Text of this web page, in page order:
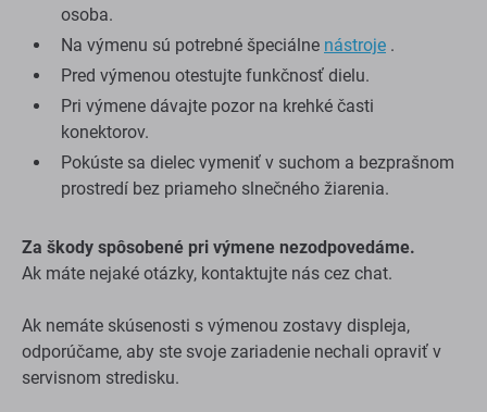
osoba.
Na výmenu sú potrebné špeciálne nástroje .
Pred výmenou otestujte funkčnosť dielu.
Pri výmene dávajte pozor na krehké časti
konektorov.
Pokúste sa dielec vymeniť v suchom a bezprašnom
prostredí bez priameho slnečného žiarenia.
Za škody spôsobené pri výmene nezodpovedáme.
Ak máte nejaké otázky, kontaktujte nás cez chat.
Ak nemáte skúsenosti s výmenou zostavy displeja,
odporúčame, aby ste svoje zariadenie nechali opraviť v
servisnom stredisku.